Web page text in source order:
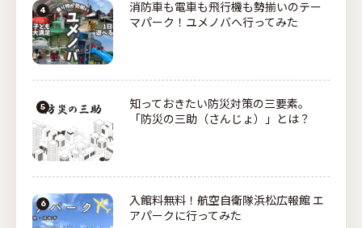
消防車も電車も飛行機も勢揃いのテー
マパーク！ユメノバへ行ってみた
知っておきたい防災対策の三要素。
「防災の三助（さんじょ）」とは？
入館料無料！航空自衛隊浜松広報館 エ
アパークに行ってみた